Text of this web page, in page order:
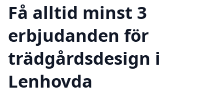
Få alltid minst 3
erbjudanden för
trädgårdsdesign i
Lenhovda